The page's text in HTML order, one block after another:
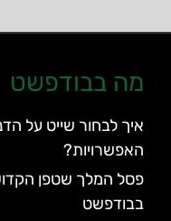
מה בבודפשט
איך לבחור שייט על
האפשרויות?
בבודפשט